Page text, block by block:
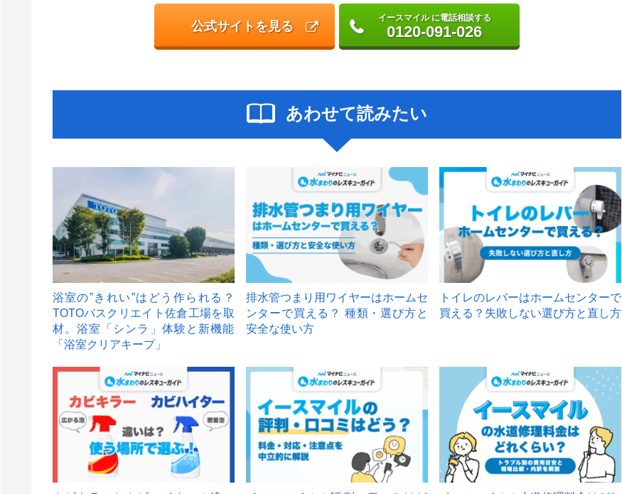
公式サイトを見る
イースマイル に電話相談する
0120-091-026
あわせて読みたい
浴室の”きれい”はどう作られる？
TOTOバスクリエイト佐倉工場を取
材。浴室「シンラ」体験と新機能
「浴室クリアキープ」
排水管つまり用ワイヤーはホームセ
ンターで買える？ 種類・選び方と
安全な使い方
トイレのレバーはホームセンターで
買える？失敗しない選び方と直し方